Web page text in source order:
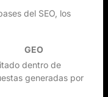
del SEO, los
GEO
dentro de
generadas por